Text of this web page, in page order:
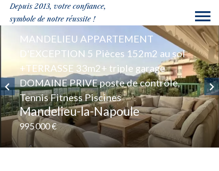
Depuis 2013, votre confiance,
symbole de notre réussite !
MANDELIEU APPARTEMENT
D'EXCEPTION 5 Pièces 152m2 au sol
+TERRASSE 33m2+ triple garage
DOMAINE PRIVE poste de contrôle,
Tennis Fitness Piscines
Mandelieu-la-Napoule
995 000 €